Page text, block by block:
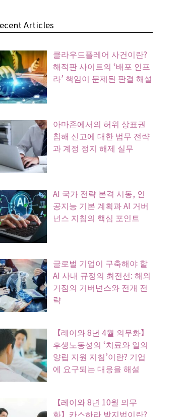
Articles
클라우드플레어 사건이란?
해적판 사이트의 ‘배포 인프
라’ 책임이 문제된 판결 해설
아마존에서의 허위 상표권
침해 신고에 대한 법무 전략
과 계정 정지 해제 실무
AI 국가 전략 본격 시동, 인
공지능 기본 계획과 AI 거버
넌스 지침의 핵심 포인트
글로벌 기업이 구축해야 할
AI 사내 규정의 최전선: 해외
거점의 거버넌스와 전개 전
략
【레이와 8년 4월 의무화】
후생노동성의 ‘치료와 일의
양립 지원 지침’이란? 기업
에 요구되는 대응을 해설
【레이와 8년 10월 의무
화】카스하라 방지법이란?